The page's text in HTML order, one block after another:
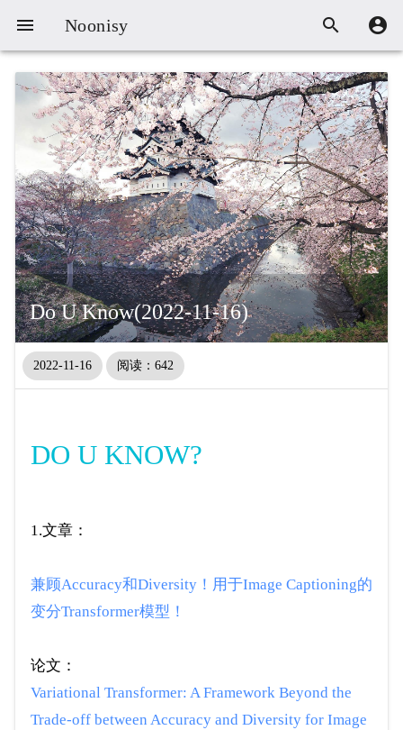
 Noonisy  
Do U Know(2022-11-16)
2022-11-16 阅读：642
DO U KNOW?
1.文章：
兼顾Accuracy和Diversity！用于Image Captioning的
变分Transformer模型！
论文：
Variational Transformer: A Framework Beyond the
Trade-off between Accuracy and Diversity for Image